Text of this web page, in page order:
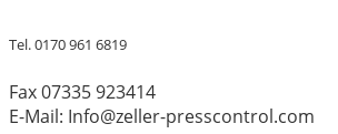
Tel. 0170 961 6819
Fax 07335 923414
E-Mail: Info@zeller-presscontrol.com